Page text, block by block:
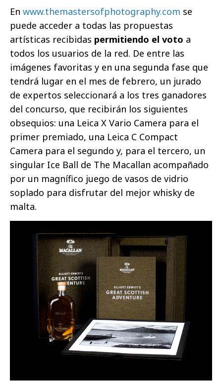
En www.themastersofphotography.com se
puede acceder a todas las propuestas
artísticas recibidas permitiendo el voto a
todos los usuarios de la red. De entre las
imágenes favoritas y en una segunda fase que
tendrá lugar en el mes de febrero, un jurado
de expertos seleccionará a los tres ganadores
del concurso, que recibirán los siguientes
obsequios: una Leica X Vario Camera para el
primer premiado, una Leica C Compact
Camera para el segundo y, para el tercero, un
singular Ice Ball de The Macallan acompañado
por un magnífico juego de vasos de vidrio
soplado para disfrutar del mejor whisky de
malta.